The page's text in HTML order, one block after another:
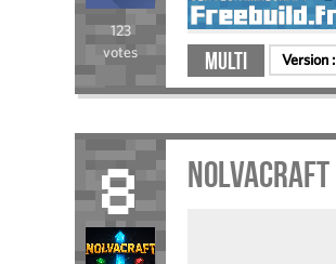
123
votes
Multi Version :
8 NolvaCraft